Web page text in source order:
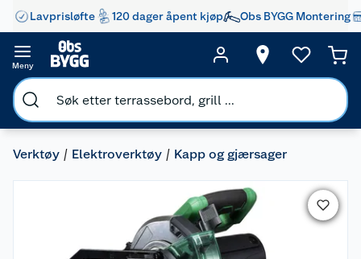
Lavprisløfte 120 dager åpent kjøp Obs BYGG Montering
Meny
Verktøy Elektroverktøy Kapp og gjærsager